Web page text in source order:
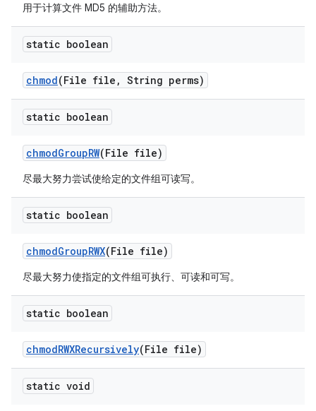
用于计算文件 MD5 的辅助方法。
static boolean
chmod(File file , String perms)
static boolean
chmodGroupRW(File file)
尽最大努力尝试使给定的文件组可读写。
static boolean
chmodGroupRWX(File file)
尽最大努力使指定的文件组可执行、可读和可写。
static boolean
chmodRWXRecursively(File file)
static void